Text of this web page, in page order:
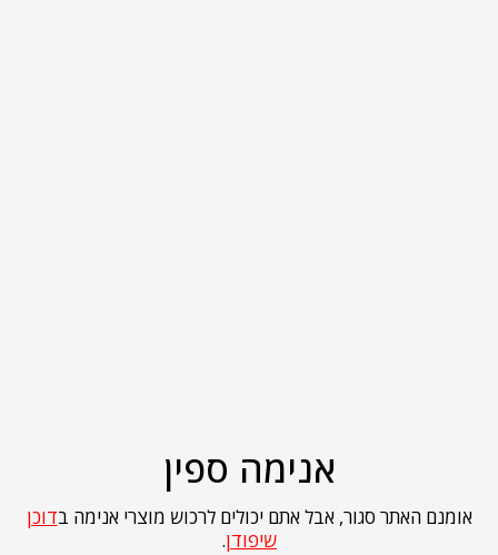
אנימה ספין
אומנם האתר סגור, אבל אתם יכולים לרכוש מוצרי אנימה בדוכן
שיפודן.